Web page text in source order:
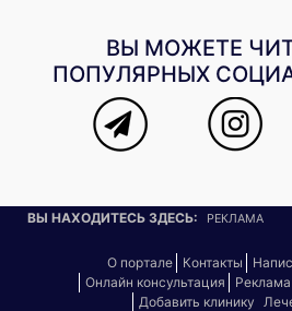
ВЫ МОЖЕТЕ
ПОПУЛЯРНЫХ
ВЫ НАХОДИТЕСЬ ЗДЕСЬ: РЕКЛАМА
О портале Контакты
Онлайн консультация
Реклама
Добавить клинику